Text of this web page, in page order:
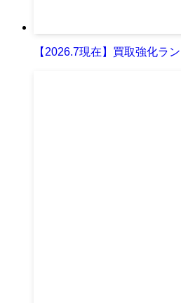
【2026.7現在】買取強化ラ